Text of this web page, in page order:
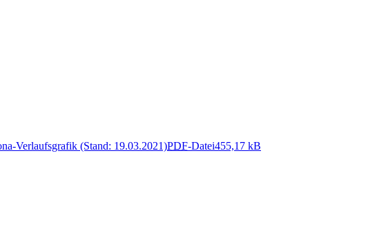
Verlaufsgrafik (Stand: 19.03.2021)PDF-Datei455,17 kB